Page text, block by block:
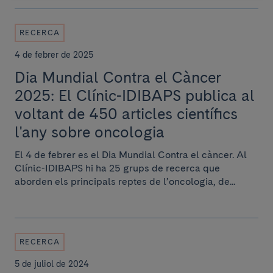
RECERCA
4 de febrer de 2025
Dia Mundial Contra el Càncer
2025: El Clínic-IDIBAPS publica al
voltant de 450 articles científics
l'any sobre oncologia
El 4 de febrer es el Dia Mundial Contra el càncer. Al
Clínic-IDIBAPS hi ha 25 grups de recerca que
aborden els principals reptes de l’oncologia, de...
RECERCA
5 de juliol de 2024